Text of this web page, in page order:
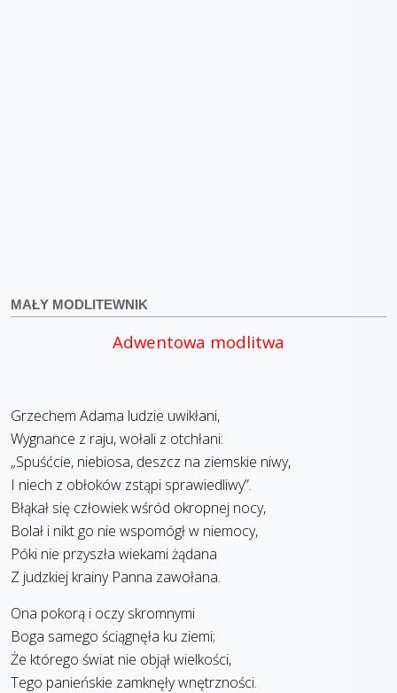
MAŁY MODLITEWNIK
Adwentowa modlitwa
Grzechem Adama ludzie uwikłani,
Wygnance z raju, wołali z otchłani:
„Spuśćcie, niebiosa, deszcz na ziemskie niwy,
I niech z obłoków zstąpi sprawiedliwy”.
Błąkał się człowiek wśród okropnej nocy,
Bolał i nikt go nie wspomógł w niemocy,
Póki nie przyszła wiekami żądana
Z judzkiej krainy Panna zawołana.
Ona pokorą i oczy skromnymi
Boga samego ściągnęła ku ziemi;
Że którego świat nie objął wielkości,
Tego panieńskie zamknęły wnętrzności.